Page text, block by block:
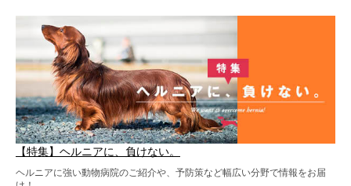
【特集】ヘルニアに、負けない。
ヘルニアに強い動物病院のご紹介や、予防策など幅広い分野で情報をお届